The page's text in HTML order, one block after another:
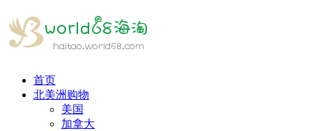
首页
北美洲购物
美国
加拿大